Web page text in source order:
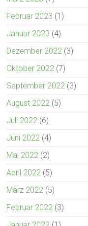
Februar 2023 (1)
Januar 2023 (4)
Dezember 2022 (3)
Oktober 2022 (7)
September 2022 (3)
August 2022 (5)
Juli 2022 (6)
Juni 2022 (4)
Mai 2022 (2)
April 2022 (5)
März 2022 (5)
Februar 2022 (3)